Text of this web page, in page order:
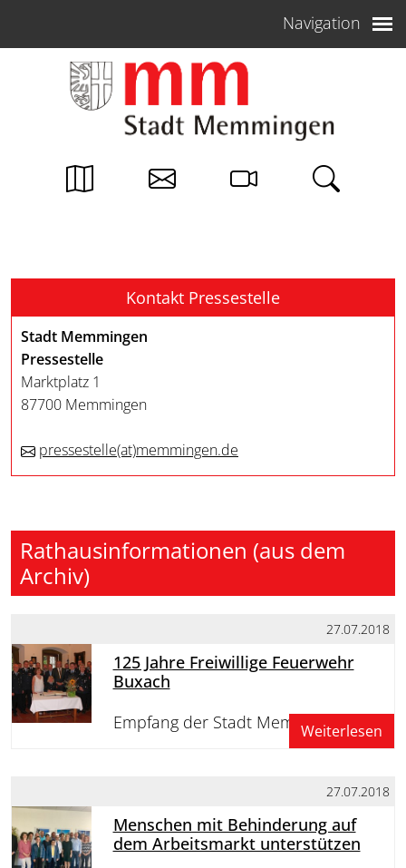
Navigation
Kontakt Pressestelle
Stadt Memmingen
Pressestelle
Marktplatz 1
87700 Memmingen
pressestelle(at)memmingen.de
Rathausinformationen (aus dem
Archiv)
27.07.2018
125 Jahre Freiwillige Feuerwehr
Buxach
Empfang der Stadt Memmingen
Weiterlesen
27.07.2018
Menschen mit Behinderung auf
dem Arbeitsmarkt unterstützen